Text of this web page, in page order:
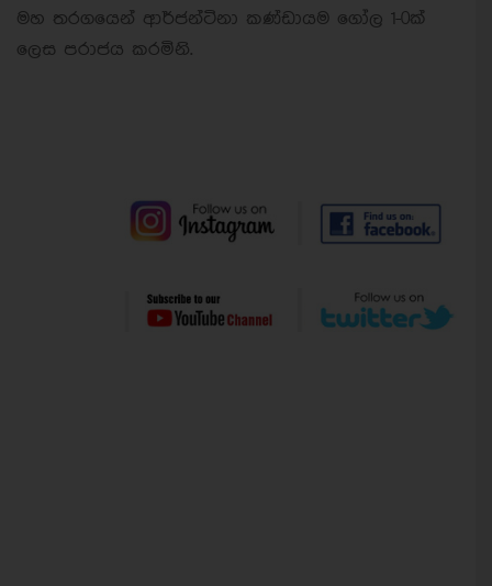
මහ තරගයෙන් ආර්ජන්ටිනා කණ්ඩායම ගෝල 1-0ක්
ලෙස පරාජය කරමිනි.